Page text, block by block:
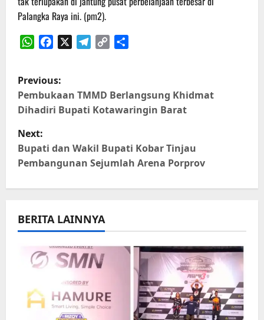
Palangka Raya ini. (pm2).
P
o
s
t
n
v
a
Previous:
Pembukaan TMMD Berlangsung Khidmat
Dihadiri Bupati Kotawaringin Barat
Next:
Bupati dan Wakil Bupati Kobar Tinjau
Pembangunan Sejumlah Arena Porprov
BERITA LAINNYA